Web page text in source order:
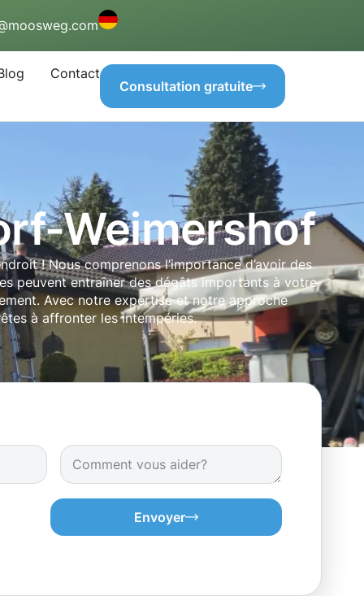
Contact
Consultation gratuite
Weimershof
! Nous comprenons l’importance d’avoir des
peuvent entraîner des dégâts importants à votre
Avec notre expertise et notre approche
à affronter les intempéries.
Envoyer